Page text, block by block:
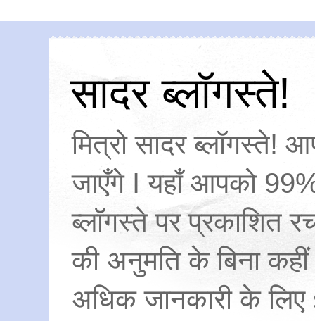
सादर ब्लॉगस्ते!
मित्रो सादर ब्लॉगस्ते!
जाएँगे I यहाँ आपको
ब्लॉगस्ते पर प्रकाशित
की अनुमति के बिना
अधिक जानकारी के लिए